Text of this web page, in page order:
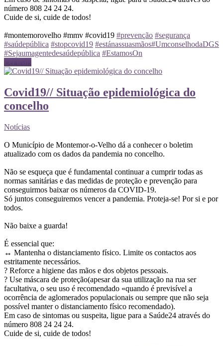
número 808 24 24 24.
Cuide de si, cuide de todos!
#montemorovelho #mmv #covid19 #prevenção #segurança
#saúdepública #stopcovid19 #estánassuasmãos#UmconselhodaDGS
#Sejaumagentedesaúdepública #EstamosOn
Ler mais
Covid19// Situação epidemiológica do
concelho
Notícias
O Município de Montemor-o-Velho dá a conhecer o boletim
atualizado com os dados da pandemia no concelho.
Não se esqueça que é fundamental continuar a cumprir todas as
normas sanitárias e das medidas de proteção e prevenção para
conseguirmos baixar os números da COVID-19.
Só juntos conseguiremos vencer a pandemia. Proteja-se! Por si e por
todos.
Não baixe a guarda!
É essencial que:
↔️ Mantenha o distanciamento físico. Limite os contactos aos
estritamente necessários.
? Reforce a higiene das mãos e dos objetos pessoais.
? Use máscara de proteção(apesar da sua utilização na rua ser
facultativa, o seu uso é recomendado «quando é previsível a
ocorrência de aglomerados populacionais ou sempre que não seja
possível manter o distanciamento físico recomendado).
Em caso de sintomas ou suspeita, ligue para a Saúde24 através do
número 808 24 24 24.
Cuide de si, cuide de todos!